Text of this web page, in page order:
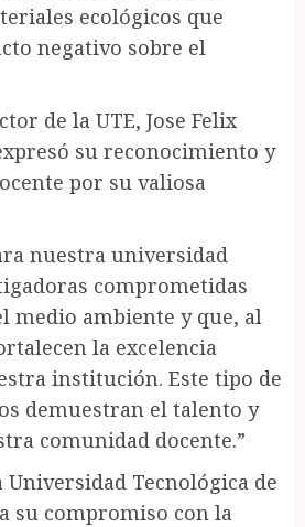
ecológicos que
negativo sobre el
de la UTE, Jose Felix
su reconocimiento y
por su valiosa
nuestra universidad
comprometidas
medio ambiente y que, al
la excelencia
institución. Este tipo de
demuestran el talento y
comunidad docente.”
Universidad Tecnológica de
su compromiso con la